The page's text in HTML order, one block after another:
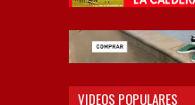
VIDEOS POPULARES